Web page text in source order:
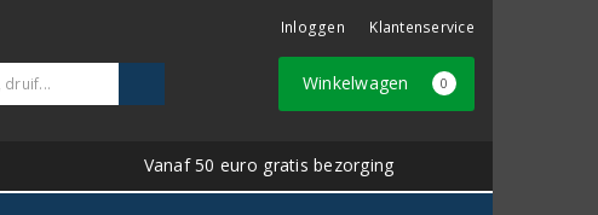
Inloggen Klantenservice
Winkelwagen 0
Vanaf 50 euro gratis bezorging